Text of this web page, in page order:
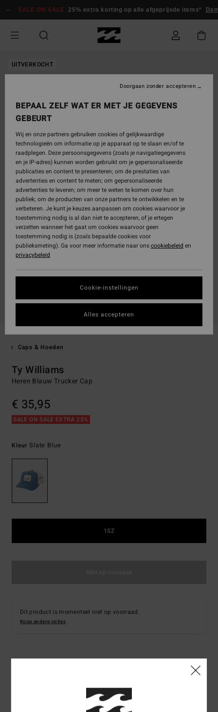
naar
SALE ON SALE 25% extra korting op alle afgeprijsde items*
UITVERKOCHT
Caps & Hoeden
Ty Williams
Heren Blauw Trucker Cap
€ 35,95
SALE ON SALE EXTRA 25%
Kleur Slate Blue
1SZ
Dit product is momenteel niet op voorraad.
Koop andere opties
Heren Blauw Trucker Cap
Kleurcodessb
BEPAAL ZELF WAT ER MET JE GEGEVENS
GEBEURT
Wij en onze partners gebruiken cookies of gelijkwaardige
technologieën om informatie op je apparaat op te slaan en/of te
raadplegen. Deze persoonsgegevens (zoals je navigatiegegevens
en je IP-adres) kunnen worden gebruikt om je gepersonaliseerde
publicaties en content te presenteren; om de prestaties van
advertenties en content te meten; om gepersonaliseerde
advertenties te leveren; om meer te weten te komen over hun
publiek; om de producten van onze partners te ontwikkelen en te
verbeteren. Je kunt je keuzes aanpassen om cookies waarvoor je
toestemming nodig is al dan niet te accepteren, of je ertegen
verzetten wanneer het gaat om cookies waarvoor geen
toestemming nodig is (zoals bepaalde cookies voor
publieksmeting). Ga voor meer informatie naar onscookiebeleid en
privacybeleid
Cookie-instellingen
Doorgaan zonder accepteren
Alles accepteren